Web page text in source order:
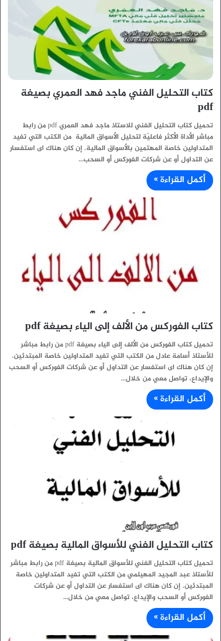
كتاب التحليل الفني ماجد فهد العمري بصيغة
pdf
تحميل كتاب التحليل الفني للاستاذ ماجد فهد العمري pdf من رابط
مباشر الأداة الأكثر فاعليّة لتحليل الأسواق المالية من الكتب التي تفيد
المتداولين خاصة المهتمين بالأسواق المالية. إن كان هناك اى استفسار
عن التداول أو عن شركات الفوركس أو السحب…
أكمل القراءة »
كتاب الفوركس من الألف إلى الياء بصيغة pdf
تحميل كتاب الفوركس من الألف إلى الياء بصيغة pdf من رابط مباشر
للأستاذ أسامة عادل من الكتب التي تفيد المتداولين خاصة المبتدئين.
إن كان هناك اى استفسار عن التداول أو عن شركات الفوركس أو السحب
والإيداع، تواصل معي من خلال…
أكمل القراءة »
كتاب التحليل الفني للأسواق المالية بصيغة pdf
تحميل كتاب التحليل الفني للأسواق المالية بصيغة pdf من رابط مباشر
للأستاذ عبد المجيد المهيلمي من الكتب التي تفيد المتداولين خاصة
المبتدئين. إن كان هناك اى استفسار عن التداول أو عن شركات
الفوركس أو السحب والإيداع، تواصل معي من خلال…
أكمل القراءة »